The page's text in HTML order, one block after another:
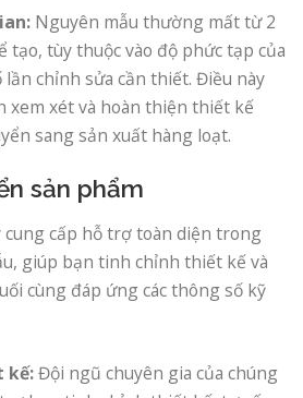
Nguyên mẫu thường mất từ ​​2
tạo, tùy thuộc vào độ phức tạp của
lần chỉnh sửa cần thiết. Điều này
xem xét và hoàn thiện thiết kế
sang sản xuất hàng loạt.
sản phẩm
cấp hỗ trợ toàn diện trong
giúp bạn tinh chỉnh thiết kế và
cùng đáp ứng các thông số kỹ
kế:Đội ngũ chuyên gia của chúng